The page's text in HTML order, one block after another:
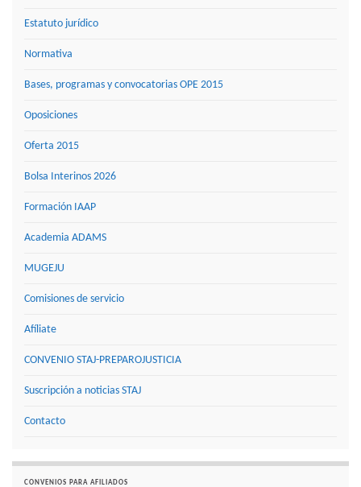
Estatuto jurídico
Normativa
Bases, programas y convocatorias OPE 2015
Oposiciones
Oferta 2015
Bolsa Interinos 2026
Formación IAAP
Academia ADAMS
MUGEJU
Comisiones de servicio
Afíliate
CONVENIO STAJ-PREPAROJUSTICIA
Suscripción a noticias STAJ
Contacto
CONVENIOS PARA AFILIADOS